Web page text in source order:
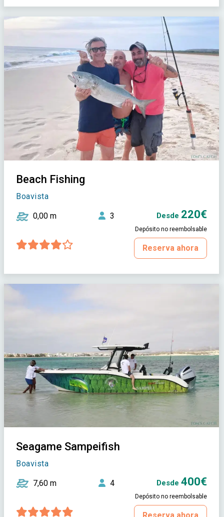
Beach Fishing
Boavista
0,00 m 3 Desde 220€
Depósito no reembolsable
Reserva ahora
Seagame Sampeifish
Boavista
7,60 m 4 Desde 400€
Depósito no reembolsable
Reserva ahora